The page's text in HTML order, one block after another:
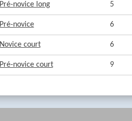
Pré-novice long 5
Pré-novice 6
Novice court 6
Pré-novice court 9